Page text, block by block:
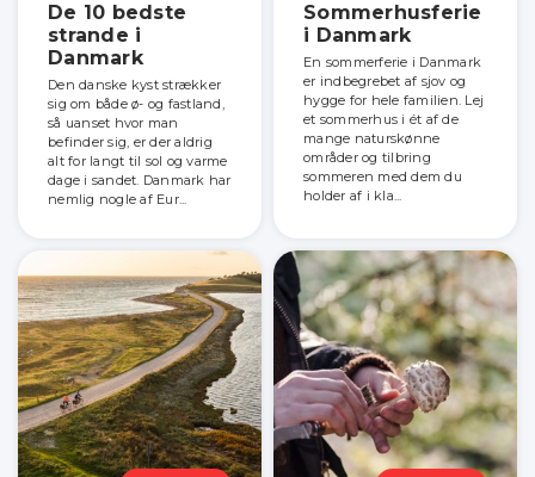
De 10 bedste
strande i
Danmark
Den danske kyst strækker
sig om både ø- og fastland,
så uanset hvor man
befinder sig, er der aldrig
alt for langt til sol og varme
dage i sandet. Danmark har
nemlig nogle af Eur...
Sommerhusferie
i Danmark
En sommerferie i Danmark
er indbegrebet af sjov og
hygge for hele familien. Lej
et sommerhus i ét af de
mange naturskønne
områder og tilbring
sommeren med dem du
holder af i kla...